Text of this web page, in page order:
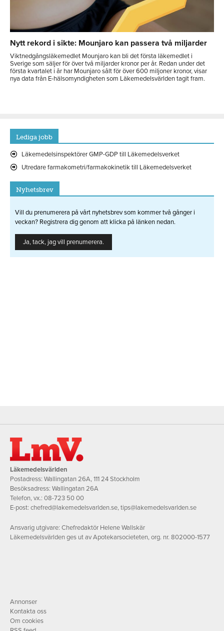
Nytt rekord i sikte: Mounjaro kan passera två miljarder
Viktnedgångsläkemedlet Mounjaro kan bli det första läkemedlet i
Sverige som säljer för över två miljarder kronor per år. Redan under det
första kvartalet i år har Mounjaro sålt för över 600 miljoner kronor, visar
nya data från E-hälsomyndigheten som Läkemedelsvärlden tagit fram.
Lediga jobb
Läkemedelsinspektörer GMP-GDP till Läkemedelsverket
Utredare farmakometri/farmakokinetik till Läkemedelsverket
Nyhetsbrev
Vill du prenumerera på vårt nyhetsbrev som kommer två gånger i
veckan? Registrera dig genom att klicka på länken nedan.
Ja, tack, jag vill prenumerera.
Läkemedelsvärlden
Postadress: Wallingatan 26A, 111 24 Stockholm
Besöksadress: Wallingatan 26A
Telefon, vx.: 08-723 50 00
E-post: chefred@lakemedelsvarlden.se,tips@lakemedelsvarlden.se
Ansvarig utgivare: Chefredaktör Helene Wallskär
Läkemedelsvärlden ges ut av Apotekarsocieteten, org. nr. 802000-1577
Annonser
Kontakta oss
Om cookies